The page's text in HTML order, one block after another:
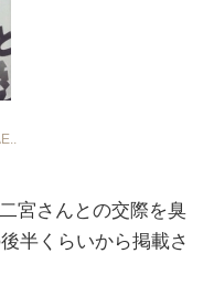
宮さんとの交際を臭
半くらいから掲載さ